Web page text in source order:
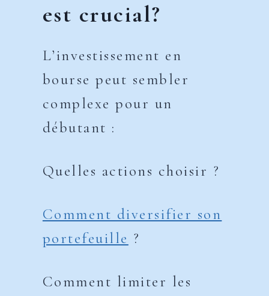
est crucial?
L’investissement en
bourse peut sembler
complexe pour un
débutant :
Quelles actions choisir ?
Comment diversifier son
portefeuille ?
Comment limiter les